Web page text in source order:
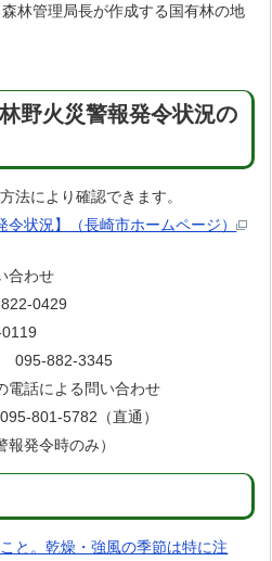
林管理局長が作成する国有林の地
野火災警報発令状況の
法により確認できます。
令状況】（長崎市ホームページ）
合わせ
0429
095-882-3345
電話による問い合わせ
801-5782（直通）
発令時のみ）
と。乾燥・強風の季節は特に注